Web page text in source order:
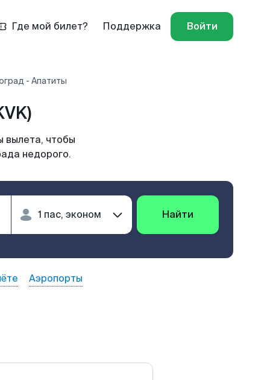
Где мой билет? Поддержка Войти
- Апатиты
вылета, чтобы
недорого.
Найти
Аэропорты